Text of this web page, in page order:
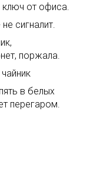
от офиса.
сигналит.
поржала.
в белых
перегаром.